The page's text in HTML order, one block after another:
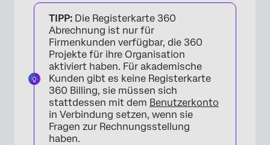
TIPP: Die Registerkarte 360
Abrechnung ist nur für
Firmenkunden verfügbar, die 360
Projekte für ihre Organisation
aktiviert haben. Für akademische
Kunden gibt es keine Registerkarte
360 Billing, sie müssen sich
stattdessen mit dem Benutzerkonto
in Verbindung setzen, wenn sie
Fragen zur Rechnungsstellung
haben.